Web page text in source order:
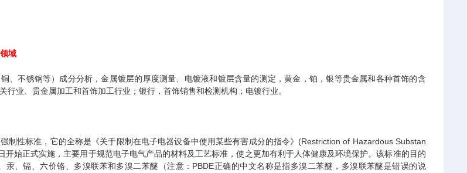
域
、不锈钢等）成分分析，金属镀层的厚度测量、电镀液和镀层含量的测定，黄金，铂，银等贵金属和各种首饰的含
行业、贵金属加工和首饰加工行业；银行，首饰销售和检测机构；电镀行业。
制性标准，它的全称是《关于限制在电子电器设备中使用某些有害成分的指令》(Restriction of Hazardous Substan
开始正式实施，主要用于规范电子电气产品的材料及工艺标准，使之更加有利于人体健康及环境保护。该标准的目的
汞、镉、六价铬、多溴联苯和多溴二苯醚（注意：PBDE正确的中文名称是指多溴二苯醚，多溴联苯醚是错误的说